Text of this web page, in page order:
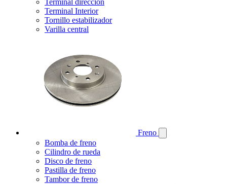
Terminal dirección
Terminal Interior
Tornillo estabilizador
Varilla central
Freno
Bomba de freno
Cilindro de rueda
Disco de freno
Pastilla de freno
Tambor de freno